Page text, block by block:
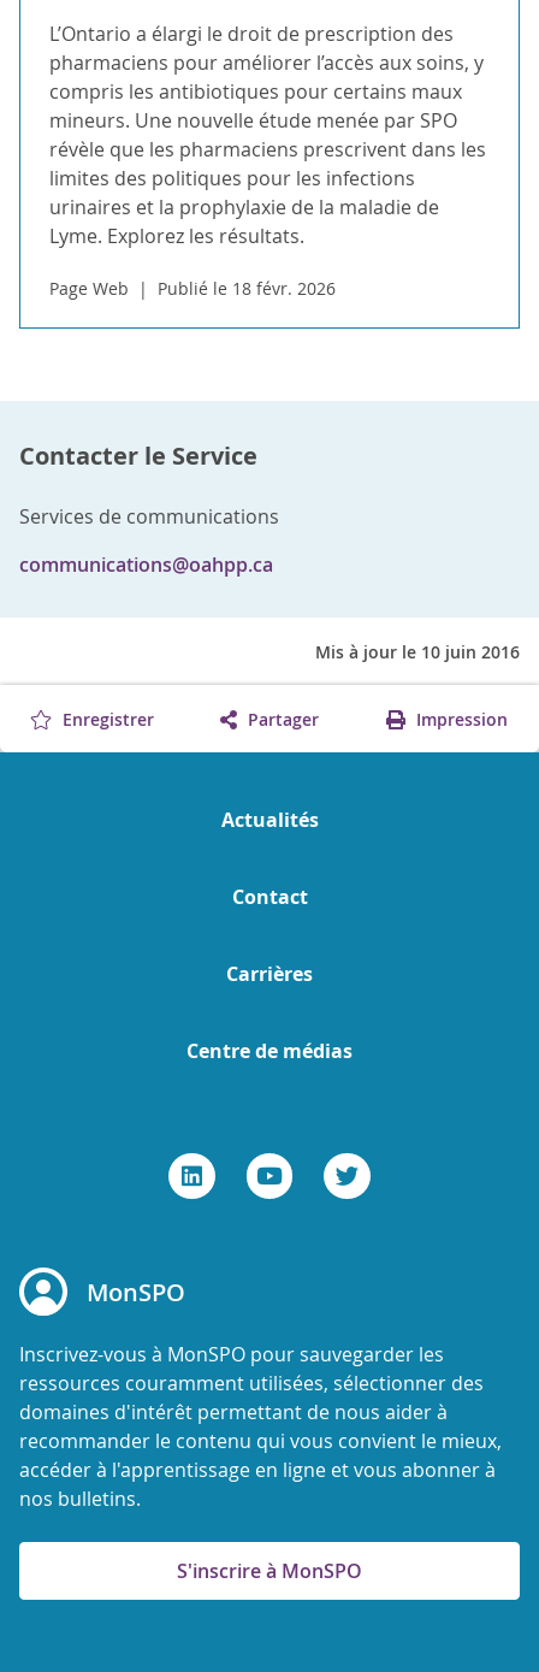
L’Ontario a élargi le droit de prescription des
pharmaciens pour améliorer l’accès aux soins, y
compris les antibiotiques pour certains maux
mineurs. Une nouvelle étude menée par SPO
révèle que les pharmaciens prescrivent dans les
limites des politiques pour les infections
urinaires et la prophylaxie de la maladie de
Lyme. Explorez les résultats.
Page Web Publié le 18 févr. 2026
Contacter le Service
Services de communications
communications@oahpp.ca
Mis à jour le 10 juin 2016
Enregistrer Partager Impression
Actualités
Contact
Carrières
Centre de médias
MonSPO
Inscrivez-vous à MonSPO pour sauvegarder les
ressources couramment utilisées, sélectionner des
domaines d'intérêt permettant de nous aider à
recommander le contenu qui vous convient le mieux,
accéder à l'apprentissage en ligne et vous abonner à
nos bulletins.
S'inscrire à MonSPO